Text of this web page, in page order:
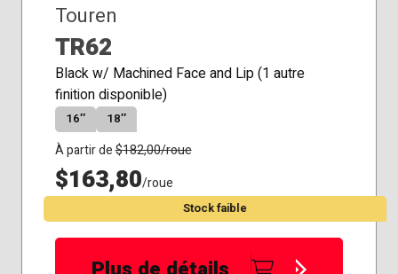
Touren
TR62
Black w/ Machined Face and Lip (1 autre
finition disponible)
16″ 18″
À partir de$182,00/roue
$163,80/roue
Stock faible